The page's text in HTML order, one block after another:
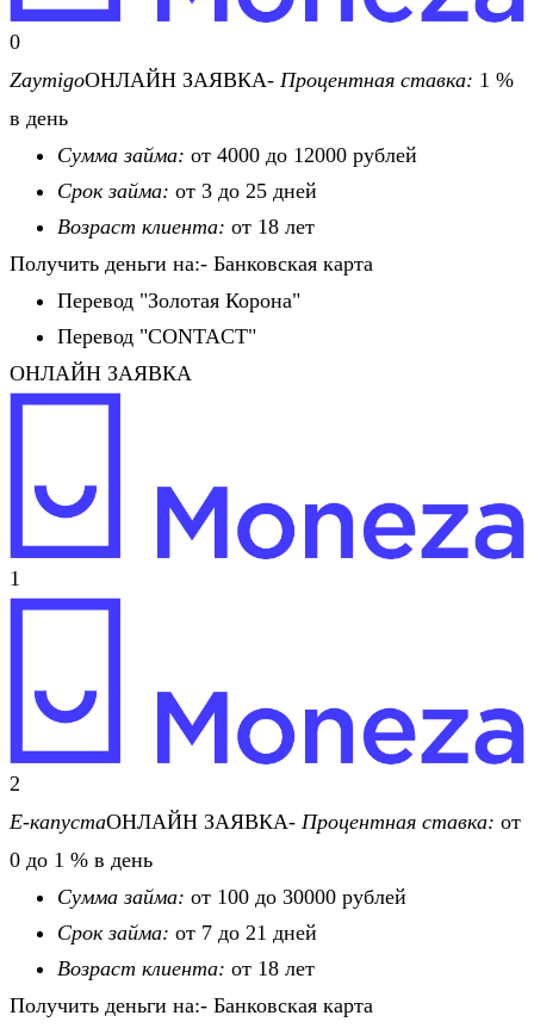
0
ZaymigoОНЛАЙН ЗАЯВКА- Процентная ставка: 1 %
в день
Сумма займа: от 4000 до 12000 рублей
Срок займа: от 3 до 25 дней
Возраст клиента: от 18 лет
Получить деньги на:- Банковская карта
Перевод "Золотая Корона"
Перевод "CONTACT"
ОНЛАЙН ЗАЯВКА
1
2
Е-капустаОНЛАЙН ЗАЯВКА- Процентная ставка: от
0 до 1 % в день
Сумма займа: от 100 до 30000 рублей
Срок займа: от 7 до 21 дней
Возраст клиента: от 18 лет
Получить деньги на:- Банковская карта